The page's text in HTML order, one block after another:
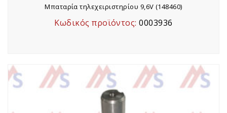
Μπαταρία τηλεχειριστηρίου 9,6V (148460)
Κωδικός προϊόντος:0003936